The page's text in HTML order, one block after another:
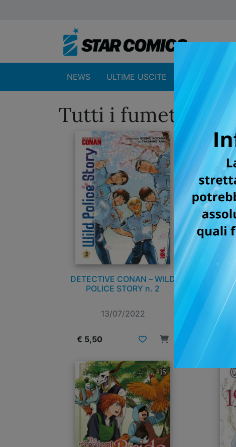
NEWS ULTIME USCITE
Tutti i fumetti per
DETECTIVE CONAN – WILD
POLICE STORY n. 2
13/07/2022
€ 5,50